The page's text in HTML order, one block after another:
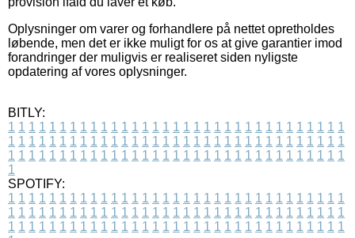
Oplysninger om varer og forhandlere på nettet opretholdes
løbende, men det er ikke muligt for os at give garantier imod
forandringer der muligvis er realiseret siden nyligste
opdatering af vores oplysninger.
BITLY:
1 1 1 1 1 1 1 1 1 1 1 1 1 1 1 1 1 1 1 1 1 1 1 1 1 1 1 1 1 1 1 1 1
1 1 1 1 1 1 1 1 1 1 1 1 1 1 1 1 1 1 1 1 1 1 1 1 1 1 1 1 1 1 1 1 1
1 1 1 1 1 1 1 1 1 1 1 1 1 1 1 1 1 1 1 1 1 1 1 1 1 1 1 1 1 1 1 1 1
1
SPOTIFY:
1 1 1 1 1 1 1 1 1 1 1 1 1 1 1 1 1 1 1 1 1 1 1 1 1 1 1 1 1 1 1 1 1
1 1 1 1 1 1 1 1 1 1 1 1 1 1 1 1 1 1 1 1 1 1 1 1 1 1 1 1 1 1 1 1 1
1 1 1 1 1 1 1 1 1 1 1 1 1 1 1 1 1 1 1 1 1 1 1 1 1 1 1 1 1 1 1 1 1